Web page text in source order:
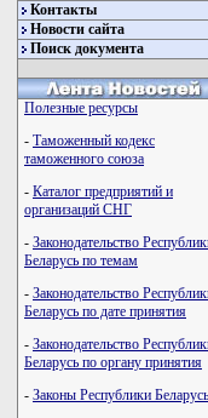
Контакты
Новости сайта
Поиск документа
Полезные ресурсы
- Таможенный кодекс
таможенного союза
- Каталог предприятий и
организаций СНГ
- Законодательство
Беларусь по темам
- Законодательство
Беларусь по дате принятия
- Законодательство
Беларусь по органу принятия
- Законы Республики Беларусь